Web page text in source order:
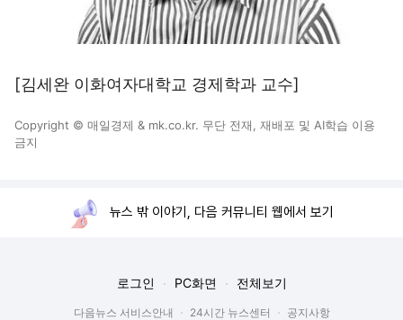
[김세완 이화여자대학교 경제학과 교수]
Copyright © 매일경제 & mk.co.kr. 무단 전재, 재배포 및 AI학습 이용
금지
뉴스 밖 이야기, 다음 커뮤니티 웹에서 보기
로그인 PC화면 전체보기
다음뉴스 서비스안내 24시간 뉴스센터
공지사항